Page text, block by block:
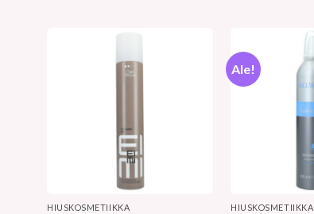
HIUSKOSMETIIKKA
Ale!
HIUSKOSMETIIKKA